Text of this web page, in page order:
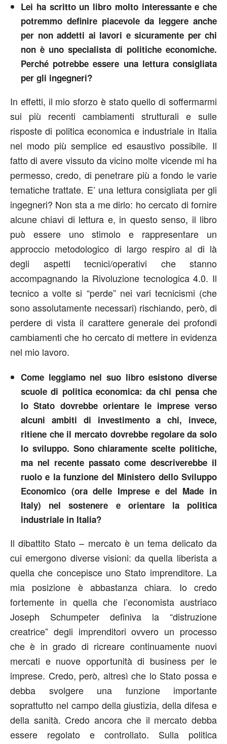
Lei ha scritto un libro molto interessante e che
potremmo definire piacevole da leggere anche
per non addetti ai lavori e sicuramente per chi
non è uno specialista di politiche economiche.
Perché potrebbe essere una lettura consigliata
per gli ingegneri?
In effetti, il mio sforzo è stato quello di soffermarmi
sui più recenti cambiamenti strutturali e sulle
risposte di politica economica e industriale in Italia
nel modo più semplice ed esaustivo possibile. Il
fatto di avere vissuto da vicino molte vicende mi ha
permesso, credo, di penetrare più a fondo le varie
tematiche trattate. E’ una lettura consigliata per gli
ingegneri? Non sta a me dirlo: ho cercato di fornire
alcune chiavi di lettura e, in questo senso, il libro
può essere uno stimolo e rappresentare un
approccio metodologico di largo respiro al di là
degli aspetti tecnici/operativi che stanno
accompagnando la Rivoluzione tecnologica 4.0. Il
tecnico a volte si “perde” nei vari tecnicismi (che
sono assolutamente necessari) rischiando, però, di
perdere di vista il carattere generale dei profondi
cambiamenti che ho cercato di mettere in evidenza
nel mio lavoro.
Come leggiamo nel suo libro esistono diverse
scuole di politica economica: da chi pensa che
lo Stato dovrebbe orientare le imprese verso
alcuni ambiti di investimento a chi, invece,
ritiene che il mercato dovrebbe regolare da solo
lo sviluppo. Sono chiaramente scelte politiche,
ma nel recente passato come descriverebbe il
ruolo e la funzione del Ministero dello Sviluppo
Economico (ora delle Imprese e del Made in
Italy) nel sostenere e orientare la politica
industriale in Italia?
Il dibattito Stato – mercato è un tema delicato da
cui emergono diverse visioni: da quella liberista a
quella che concepisce uno Stato imprenditore. La
mia posizione è abbastanza chiara. Io credo
fortemente in quella che l’economista austriaco
Joseph Schumpeter definiva la “distruzione
creatrice” degli imprenditori ovvero un processo
che è in grado di ricreare continuamente nuovi
mercati e nuove opportunità di business per le
imprese. Credo, però, altresì che lo Stato possa e
debba svolgere una funzione importante
soprattutto nel campo della giustizia, della difesa e
della sanità. Credo ancora che il mercato debba
essere regolato e controllato. Sulla politica